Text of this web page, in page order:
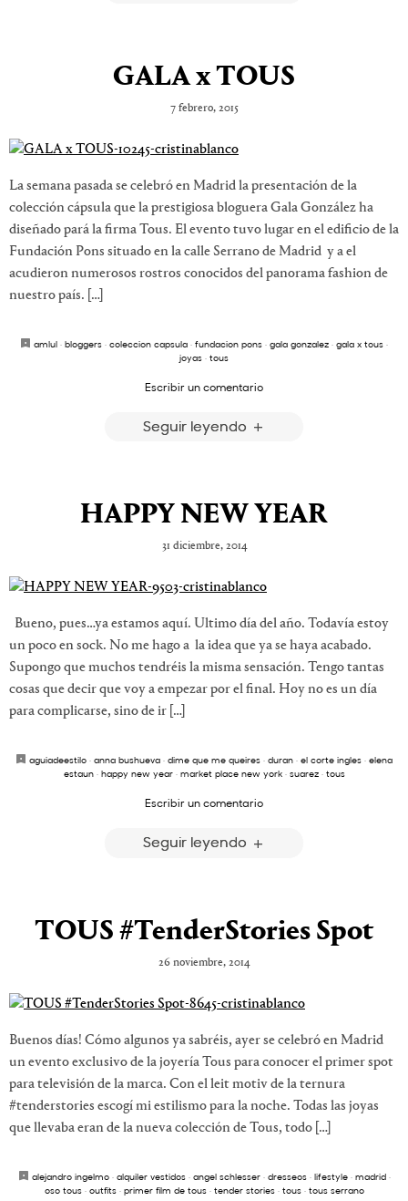
GALA x TOUS
7 febrero, 2015
La semana pasada se celebró en Madrid la presentación de la
colección cápsula que la prestigiosa bloguera Gala González ha
diseñado pará la firma Tous. El evento tuvo lugar en el edificio de la
Fundación Pons situado en la calle Serrano de Madrid y a el
acudieron numerosos rostros conocidos del panorama fashion de
nuestro país. […]
amlul · bloggers · coleccion capsula · fundacion pons · gala gonzalez · gala x tous ·
joyas · tous
Escribir un comentario
Seguir leyendo
HAPPY NEW YEAR
31 diciembre, 2014
Bueno, pues…ya estamos aquí. Ultimo día del año. Todavía estoy
un poco en sock. No me hago a la idea que ya se haya acabado.
Supongo que muchos tendréis la misma sensación. Tengo tantas
cosas que decir que voy a empezar por el final. Hoy no es un día
para complicarse, sino de ir […]
aguiadeestilo · anna bushueva · dime que me queires · duran · el corte ingles · elena
estaun· happy new year· market place new york· suarez· tous
Escribir un comentario
Seguir leyendo
TOUS #TenderStories Spot
26 noviembre, 2014
Buenos días! Cómo algunos ya sabréis, ayer se celebró en Madrid
un evento exclusivo de la joyería Tous para conocer el primer spot
para televisión de la marca. Con el leit motiv de la ternura
#tenderstories escogí mi estilismo para la noche. Todas las joyas
que llevaba eran de la nueva colección de Tous, todo […]
alejandro ingelmo· alquiler vestidos· angel schlesser· dresseos· lifestyle· madrid·
oso tous· outfits· primer film de tous· tender stories· tous· tous serrano